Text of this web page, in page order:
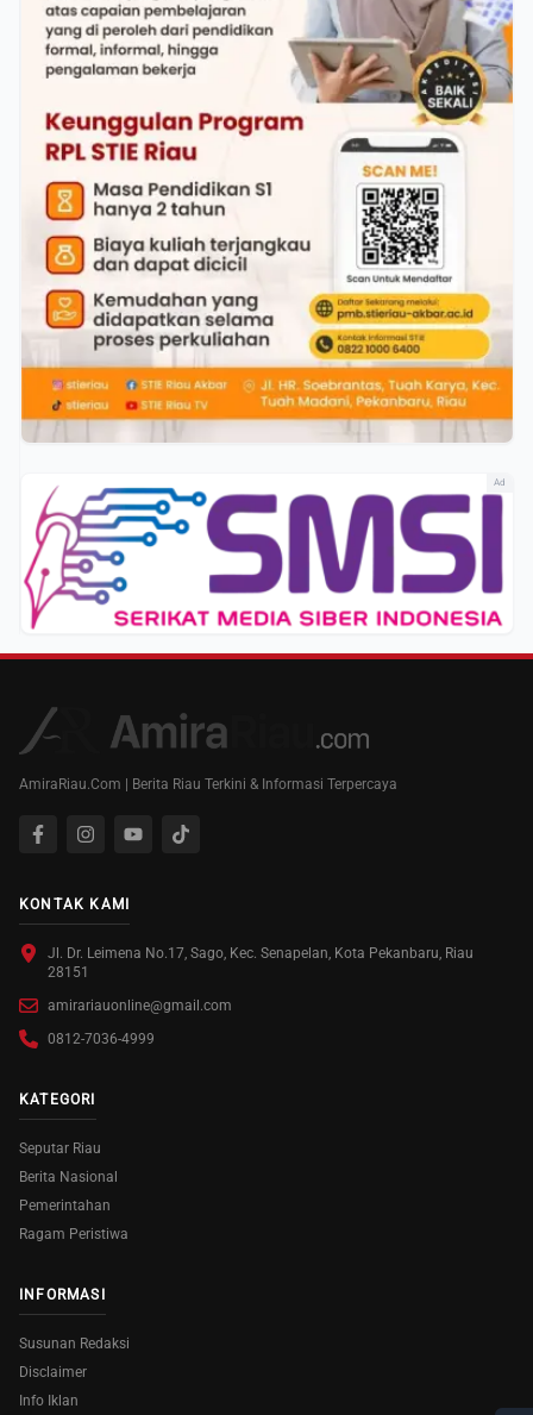
Ad
AmiraRiau.Com | Berita Riau Terkini & Informasi Terpercaya
KONTAK KAMI
Jl. Dr. Leimena No.17, Sago, Kec. Senapelan, Kota Pekanbaru, Riau
28151
amirariauonline@gmail.com
0812-7036-4999
KATEGORI
Seputar Riau
Berita Nasional
Pemerintahan
Ragam Peristiwa
INFORMASI
Susunan Redaksi
Disclaimer
Info Iklan